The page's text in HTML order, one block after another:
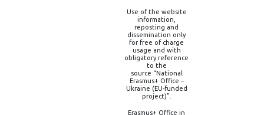
Use of the website
information,
reposting and
dissemination only
for free of charge
usage and with
obligatory reference
to the
source “National
Erasmus+ Office –
Ukraine (EU-funded
project)”.
Erasmus+ Office in